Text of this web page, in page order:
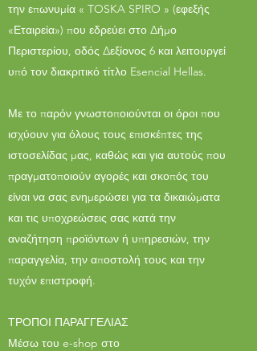
την επωνυμία « TOSKA SPIRO » (εφεξής
«Εταιρεία») που εδρεύει στο Δήμο
Περιστερίου, οδός Δεξίονος 6 και λειτουργεί
υπό τον διακριτικό τίτλο Esencial Hellas.
Με το παρόν γνωστοποιούνται οι όροι που
ισχύουν για όλους τους επισκέπτες της
ιστοσελίδας μας, καθώς και για αυτούς που
πραγματοποιούν αγορές και σκοπός του
είναι να σας ενημερώσει για τα δικαιώματα
και τις υποχρεώσεις σας κατά την
αναζήτηση προϊόντων ή υπηρεσιών, την
παραγγελία, την αποστολή τους και την
τυχόν επιστροφή.
ΤΡΟΠΟΙ ΠΑΡΑΓΓΕΛΙΑΣ
Μέσω του e-shop στο